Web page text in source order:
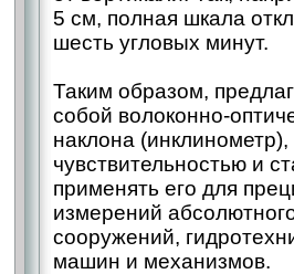
5 см, полная шкала
шесть угловых минут.
Таким образом,
собой волоконно-
наклона
чувствительностью и
применять его для
измерений
сооружений,
машин и механизмов.